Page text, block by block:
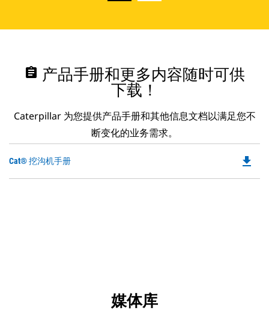
assignment 产品手册和更多内容随时可供
下载！
Caterpillar 为您提供产品手册和其他信息文档以满足您不
断变化的业务需求。
Cat® 挖沟机手册 file_download
媒体库